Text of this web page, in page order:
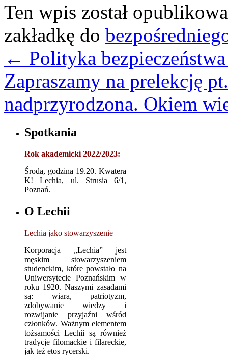
Ten wpis został
zakładkę do
← Polityka
Zapraszamy na prelekcję
nadprzyrodzona. Okiem
Spotkania
Rok akademicki 2022/2023:
Środa, godzina 19.20. Kwatera
K! Lechia, ul. Strusia 6/1,
Poznań.
O Lechii
Lechia jako stowarzyszenie
Korporacja „Lechia” jest
męskim stowarzyszeniem
studenckim, które powstało na
Uniwersytecie Poznańskim w
roku 1920. Naszymi zasadami
są: wiara, patriotyzm,
zdobywanie wiedzy i
rozwijanie przyjaźni wśród
członków. Ważnym elementem
tożsamości Lechii są również
tradycje filomackie i filareckie,
jak też etos rycerski.